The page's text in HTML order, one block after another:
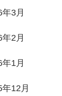
3月
2月
1月
12月